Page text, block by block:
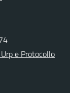
e Protocollo